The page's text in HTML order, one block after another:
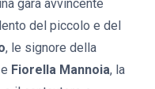
gara avvincente
del piccolo e del
, le signore della
e Fiorella Mannoia, la